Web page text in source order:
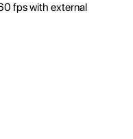
fps with external